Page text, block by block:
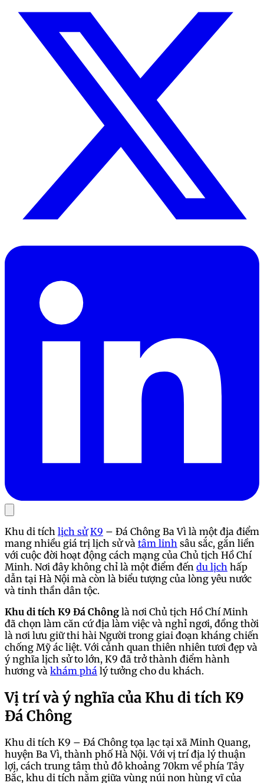
Khu di tích lịch sử K9 – Đá Chông Ba Vì là một địa điểm
mang nhiều giá trị lịch sử và tâm linh sâu sắc, gắn liền
với cuộc đời hoạt động cách mạng của Chủ tịch Hồ Chí
Minh. Nơi đây không chỉ là một điểm đến du lịch hấp
dẫn tại Hà Nội mà còn là biểu tượng của lòng yêu nước
và tinh thần dân tộc.
Khu di tích K9 Đá Chông là nơi Chủ tịch Hồ Chí Minh
đã chọn làm căn cứ địa làm việc và nghỉ ngơi, đồng thời
là nơi lưu giữ thi hài Người trong giai đoạn kháng chiến
chống Mỹ ác liệt. Với cảnh quan thiên nhiên tươi đẹp và
ý nghĩa lịch sử to lớn, K9 đã trở thành điểm hành
hương và khám phá lý tưởng cho du khách.
Vị trí và ý nghĩa của Khu di tích K9
Đá Chông
Khu di tích K9 – Đá Chông tọa lạc tại xã Minh Quang,
huyện Ba Vì, thành phố Hà Nội. Với vị trí địa lý thuận
lợi, cách trung tâm thủ đô khoảng 70km về phía Tây
Bắc, khu di tích nằm giữa vùng núi non hùng vĩ của